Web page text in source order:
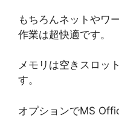
もちろんネットやワ
作業は超快適です。
メモリは空きスロッ
す。
オプションでMS